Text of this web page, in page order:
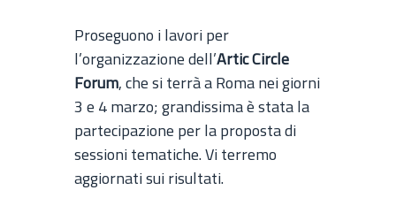
Proseguono i lavori per
l’organizzazione dell’Artic Circle
Forum, che si terrà a Roma nei giorni
3 e 4 marzo; grandissima è stata la
partecipazione per la proposta di
sessioni tematiche. Vi terremo
aggiornati sui risultati.